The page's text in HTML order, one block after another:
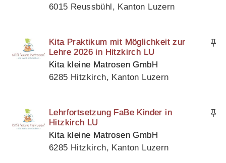
6015 Reussbühl, Kanton Luzern
Kita Praktikum mit Möglichkeit zur
Lehre 2026 in Hitzkirch LU
Kita kleine Matrosen GmbH
6285 Hitzkirch, Kanton Luzern
Lehrfortsetzung FaBe Kinder in
Hitzkirch LU
Kita kleine Matrosen GmbH
6285 Hitzkirch, Kanton Luzern